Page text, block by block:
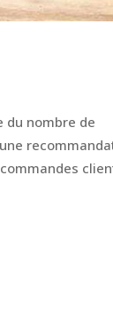
du nombre de